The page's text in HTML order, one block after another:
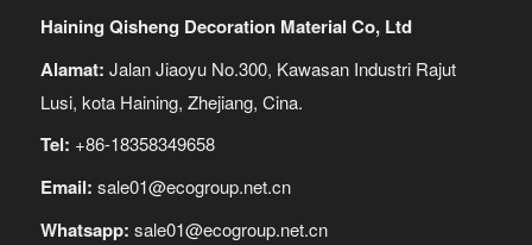
Haining Qisheng Decoration Material Co, Ltd
Alamat: Jalan Jiaoyu No.300, Kawasan Industri Rajut
Lusi, kota Haining, Zhejiang, Cina.
Tel: +86-18358349658
Email: sale01@ecogroup.net.cn
Whatsapp: sale01@ecogroup.net.cn